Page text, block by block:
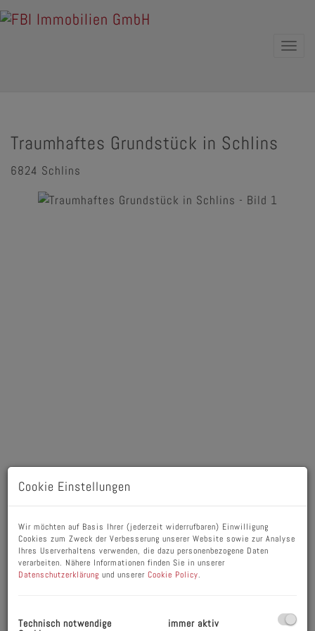
Traumhaftes Grundstück in Schlins
6824 Schlins
Beschreibung
Zum Verkauf stehen bis zu 4 Grundstücke - gerne
Willkommen in der idyllischen Gemeinde Schlins,
Cookie Einstellungen
Wir möchten auf Basis Ihrer (jederzeit widerrufbaren) Einwilligung
Cookies zum Zweck der Verbesserung unserer Website sowie zur Analyse
Ihres Userverhaltens verwenden, die dazu personenbezogene Daten
verarbeiten. Nähere Informationen finden Sie in unserer
Datenschutzerklärung und unserer Cookie Policy.
Technisch notwendige
immer aktiv